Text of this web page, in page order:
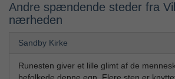
Andre spændende steder fra
nærheden
Sandby Kirke
Runesten giver et lille glimt af de